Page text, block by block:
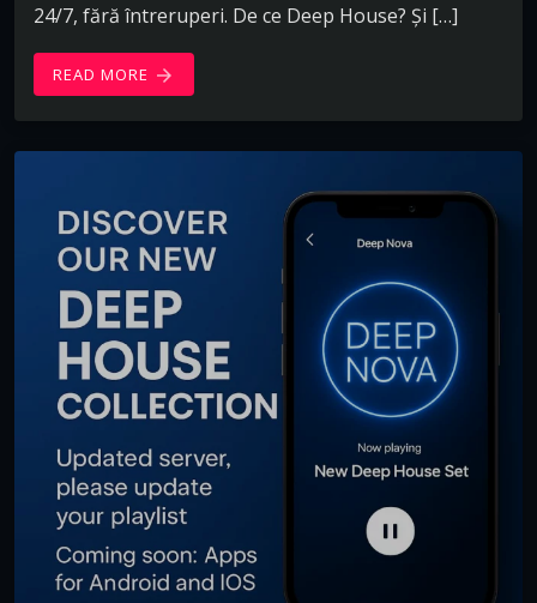
24/7, fără întreruperi. De ce Deep House? Și […]
READ MORE arrow_forward